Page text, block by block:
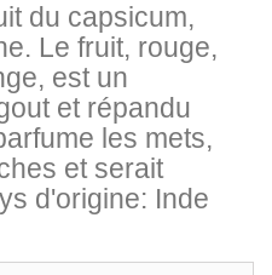
du capsicum,
Le fruit, rouge,
est un
et répandu
les mets,
et serait
d'origine: Inde